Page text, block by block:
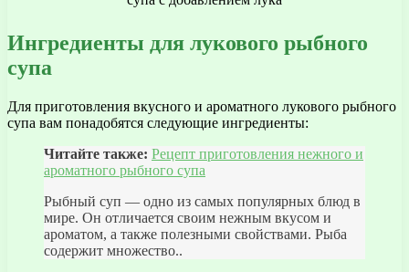
Ингредиенты для лукового рыбного
супа
Для приготовления вкусного и ароматного лукового рыбного
супа вам понадобятся следующие ингредиенты:
Читайте также: Рецепт приготовления нежного и
ароматного рыбного супа
Рыбный суп — одно из самых популярных блюд в
мире. Он отличается своим нежным вкусом и
ароматом, а также полезными свойствами. Рыба
содержит множество..